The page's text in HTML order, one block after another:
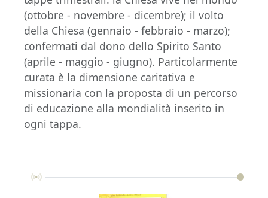
(ottobre - novembre - dicembre); il volto
della Chiesa (gennaio - febbraio - marzo);
confermati dal dono dello Spirito Santo
(aprile - maggio - giugno). Particolarmente
curata è la dimensione caritativa e
missionaria con la proposta di un percorso
di educazione alla mondialità inserito in
ogni tappa.